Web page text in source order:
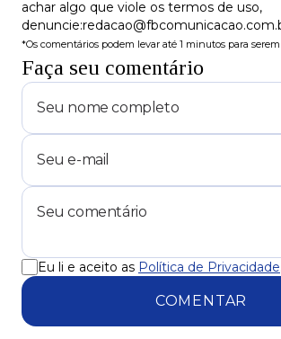
achar algo que viole os termos de uso,
*Os comentários podem levar até 1 minutos para
Faça seu comentário
Eu li e aceito as Política de Privacidade
COMENTAR